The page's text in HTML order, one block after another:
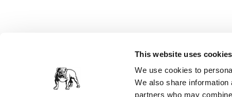
This website uses cookies
We use cookies to
We also share
partners who may